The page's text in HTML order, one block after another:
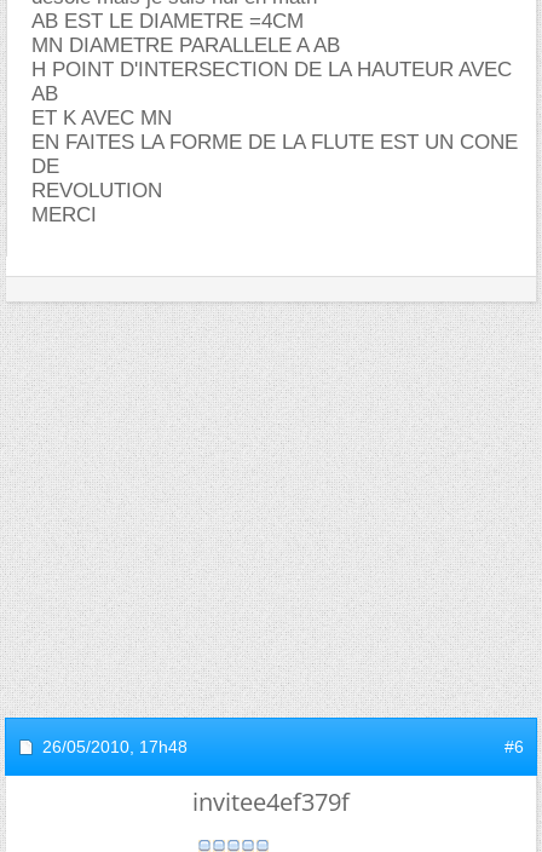
AB EST LE DIAMETRE =4CM
MN DIAMETRE PARALLELE A AB
H POINT D'INTERSECTION DE LA HAUTEUR AVEC
AB
ET K AVEC MN
EN FAITES LA FORME DE LA FLUTE EST UN CONE
DE
REVOLUTION
MERCI
26/05/2010, 17h48 #6
invitee4ef379f